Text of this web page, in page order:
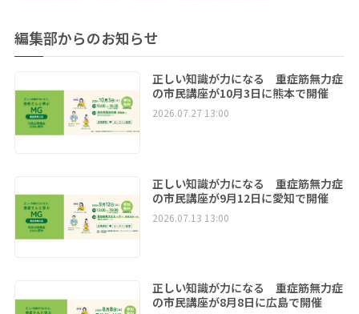
編集部からのお知らせ
正しい知識が力になる 重症筋無力症
の市民講座が10月3日に熊本で開催
2026.07.27 13:00
正しい知識が力になる 重症筋無力症
の市民講座が9月12日に愛知で開催
2026.07.13 13:00
正しい知識が力になる 重症筋無力症
の市民講座が8月8日に広島で開催